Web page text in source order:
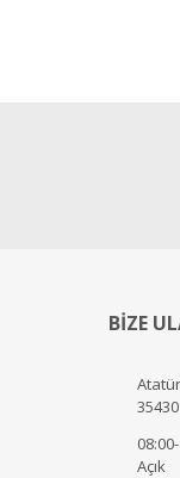
BİZE
Açık